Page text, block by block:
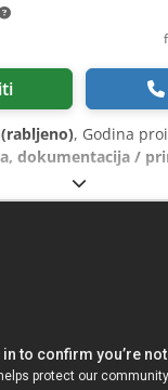
, Godina
dokumentacija /
sanjki: 3400 mm
reza uz vodilicu
reza: 145 mm
visine i
za kontinuirano
vodilice: ručno
ručno Prikaz